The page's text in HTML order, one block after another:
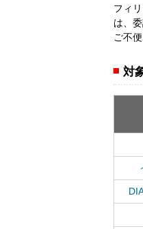
フィ
は、
ご不
対